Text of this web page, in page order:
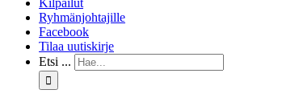
Kilpailut
Ryhmänjohtajille
Facebook
Tilaa uutiskirje
Etsi ...